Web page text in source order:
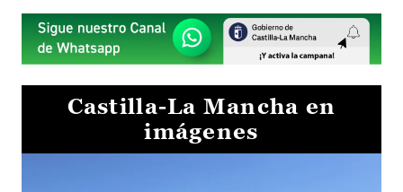
Castilla-La Mancha en
imágenes